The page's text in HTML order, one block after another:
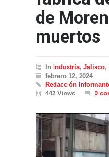
de
muertos
In Industria, Jalisco,
febrero 12, 2024
Redacción
442 Views
0